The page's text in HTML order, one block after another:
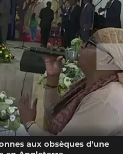
aux obsèques d'une